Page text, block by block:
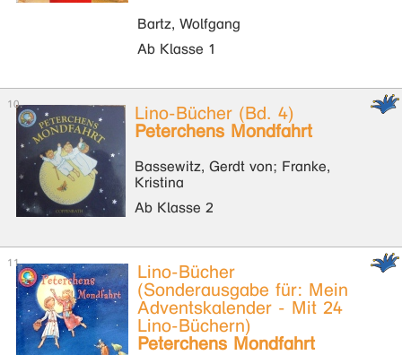
Bartz, Wolfgang
Ab Klasse 1
Lino-Bücher (Bd. 4)
Peterchens Mondfahrt
Bassewitz, Gerdt von; Franke,
Kristina
Ab Klasse 2
Lino-Bücher
(Sonderausgabe für: Mein
Adventskalender - Mit 24
Lino-Büchern)
Peterchens Mondfahrt